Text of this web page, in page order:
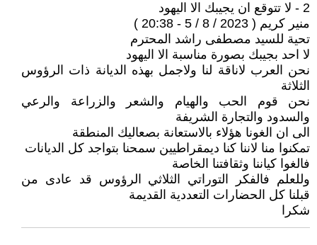
2 - لا تتوقع ان يجيبك الا اليهود
منير كريم ( 2023 / 8 / 5 - 20:38 )
تحية للسيد مصطفى راشد المحترم
لا احد بجيبك بصورة مناسبة الا اليهود
نحن العرب لاناقة لنا ولاجمل بهذه الديانة ذات الرؤوس
الثلاثة
نحن قوم الحب والهيام والشعر والزراعة والرعي
والسدود والتجارة الشريفة
الى ان الغونا هؤلاء بالاستعانة بصعاليك المنطقة
تمكنوا منا لاننا كنا ديمقراطيين سمحنا بتواجد كل الديانات
فالغوا كياننا وثقافتنا الخاصة
وللعلم فالفكر التوراتي الثلاثي الرؤوس قد عادى من
قبلنا كل الحضارات التعددية القديمة
شكرا